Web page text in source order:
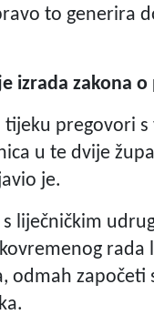
to generira
izrada zakona
tijeku pregovori
u te dvije
je.
s liječničkim
rada
odmah započeti